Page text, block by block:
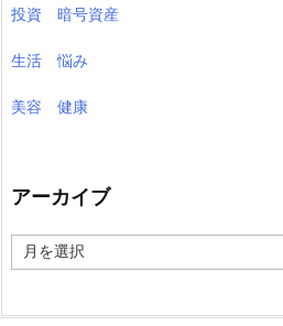
投資 暗号資産
生活 悩み
美容 健康
アーカイブ
ー